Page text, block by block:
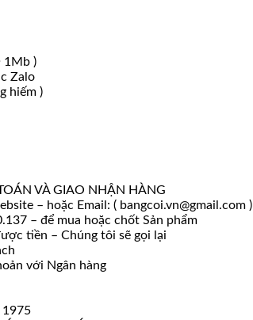
1Mb )
Zalo
hiếm )
VÀ GIAO NHẬN HÀNG
– hoặc Email: ( bangcoi.vn@gmail.com )
– để mua hoặc chốt Sản phẩm
tiền – Chúng tôi sẽ gọi lại
với Ngân hàng
1975